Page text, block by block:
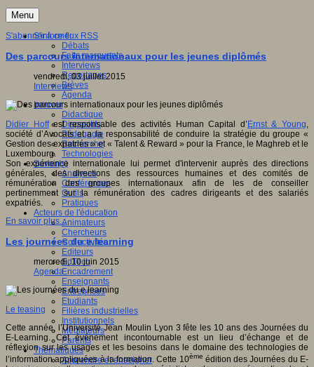
Menu
S'informer
Débats
Faits marquants
Interviews
Reportages
Brèves
Agenda
Innover
Didactique
Dispositifs
Pédagogie
Recherche
Technologies
Savoir(s)
Analyses
Conférences
Outils
Pratiques
Acteurs de l'éducation
Animateurs
Chercheurs
Collectivités
Editeurs
EdTech
Encadrement
Enseignants
Entreprises
Etudiants
Filières industrielles
Institutionnels
Médiateurs
Parents
Thématiques
Apprendre et enseigner
S'abonner à ce flux RSS
Des parcours internationaux pour les jeunes diplômés
vendredi, 03 juillet 2015
Interviews
Didier Hoffest responsable des activités Human Capital d’ Ernst & Young,
société d’Avocats et a la responsabilité de conduire la stratégie du groupe «
Gestion des expatriés » et « Talent & Reward » pour la France, le Maghreb et le
Luxembourg.
Son expérience internationale lui permet d'intervenir auprès des directions
générales, des directions des ressources humaines et des comités de
rémunération des groupes internationaux afin de les de conseiller
pertinemment sur la rémunération des cadres dirigeants et des salariés
expatriés.
En savoir plus...
Les journées du e.learning
mercredi, 10 juin 2015
Agenda
Le teasing
Cette année, l’Université Jean Moulin Lyon 3 fête les 10 ans des Journées du
E-Learning. Cet événement incontournable est un lieu d’échange et de
réflexion sur les usages et les besoins dans le domaine des technologies de
l’information appliquées à la formation. Cette 10ème édition des Journées du E-